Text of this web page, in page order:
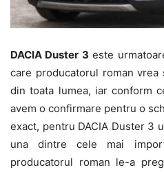
DACIA Duster 3 este
care producatorul roman
din toata lumea, iar conform
avem o confirmare pentru o
exact, pentru DACIA Duster 3
una dintre cele mai
producatorul roman le-a